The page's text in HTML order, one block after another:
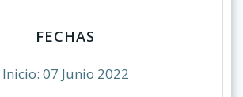
FECHAS
Inicio: 07 Junio 2022